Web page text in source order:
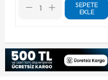
SEPETE
EKLE